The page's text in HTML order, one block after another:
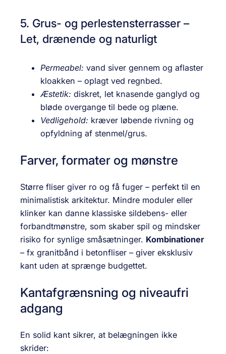
5. Grus- og perlestensterrasser –
Let, drænende og naturligt
Permeabel: vand siver gennem og aflaster
kloakken – oplagt ved regnbed.
Æstetik: diskret, let knasende ganglyd og
bløde overgange til bede og plæne.
Vedligehold: kræver løbende rivning og
opfyldning af stenmel/grus.
Farver, formater og mønstre
Større fliser giver ro og få fuger – perfekt til en
minimalistisk arkitektur. Mindre moduler eller
klinker kan danne klassiske sildebens- eller
forbandtmønstre, som skaber spil og mindsker
risiko for synlige småsætninger. Kombinationer
– fx granitbånd i betonfliser – giver eksklusiv
kant uden at sprænge budgettet.
Kantafgrænsning og niveaufri
adgang
En solid kant sikrer, at belægningen ikke
skrider: